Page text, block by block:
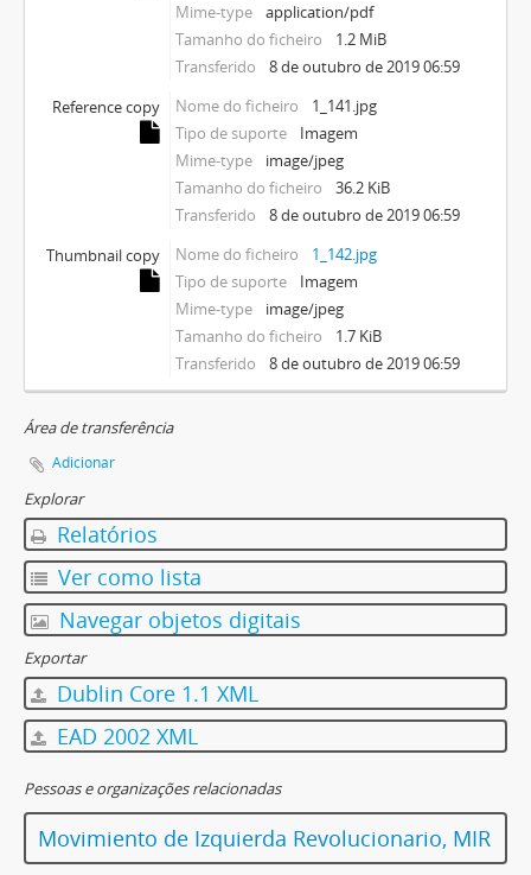
Mime-type
application/pdf
Tamanho do ficheiro
1.2 MiB
Transferido
8 de outubro de 2019 06:59
Reference copy
Nome do ficheiro
1_141.jpg
Tipo de suporte
Imagem
Mime-type
image/jpeg
Tamanho do ficheiro
36.2 KiB
Transferido
8 de outubro de 2019 06:59
Thumbnail copy
Nome do ficheiro
1_142.jpg
Tipo de suporte
Imagem
Mime-type
image/jpeg
Tamanho do ficheiro
1.7 KiB
Transferido
8 de outubro de 2019 06:59
Área de transferência
Adicionar
Explorar
Relatórios
Ver como lista
Navegar objetos digitais
Exportar
Dublin Core 1.1 XML
EAD 2002 XML
Pessoas e organizações relacionadas
Movimiento de Izquierda Revolucionario, MIR